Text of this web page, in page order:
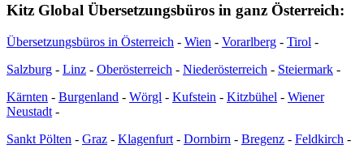
Kitz Global Übersetzungsbüros in ganz Österreich:
Übersetzungsbüros in Österreich - Wien - Vorarlberg - Tirol -
Salzburg - Linz - Oberösterreich - Niederösterreich - Steiermark -
Kärnten - Burgenland - Wörgl - Kufstein - Kitzbühel - Wiener
Neustadt -
Sankt Pölten - Graz - Klagenfurt - Dornbirn - Bregenz - Feldkirch -